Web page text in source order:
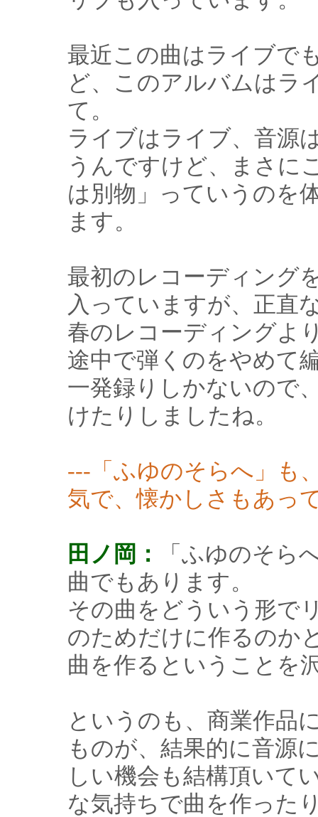
最近この曲はライブで
ど、このアルバムはラ
て。
ライブはライブ、音源
うんですけど、まさに
は別物」っていうのを
ます。
最初のレコーディング
入っていますが、正直
春のレコーディングよ
途中で弾くのをやめて
一発録りしかないので
けたりしましたね。
---「ふゆのそらへ」も
気で、懐かしさもあっ
田ノ岡：
「ふゆのそら
曲でもあります。
その曲をどういう形で
のためだけに作るのか
曲を作るということを
というのも、商業作品
ものが、結果的に音源
しい機会も結構頂いて
な気持ちで曲を作った